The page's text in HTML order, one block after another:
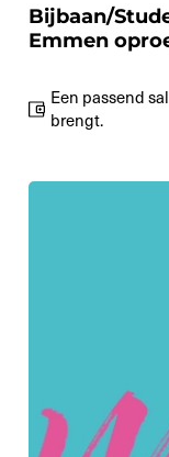
Bijbaan/
Emmen
Een passend
brengt.